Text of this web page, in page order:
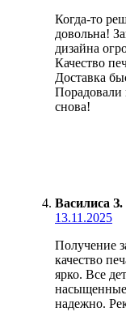
Когда-то
довольна!
дизайна
Качество
Доставка
Порадовали
снова!
Василиса З.
13.11.2025
Получение
качество
ярко. Все
надежно.